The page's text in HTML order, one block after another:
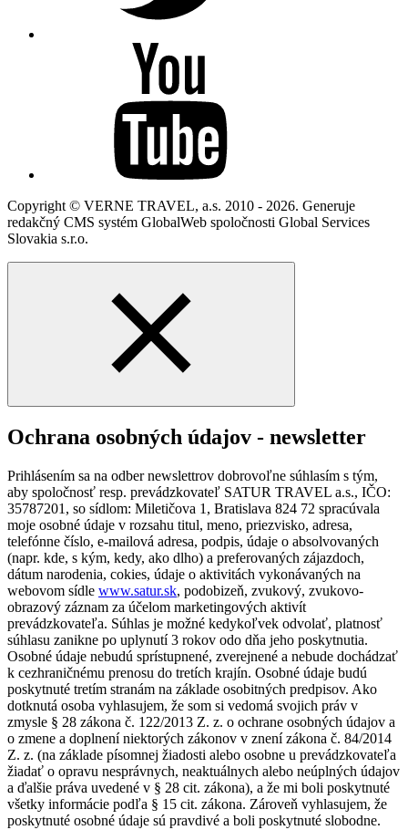
Copyright © VERNE TRAVEL, a.s. 2010 - 2026. Generuje
redakčný CMS systém GlobalWeb spoločnosti Global Services
Slovakia s.r.o.
Ochrana osobných údajov - newsletter
Prihlásením sa na odber newslettrov dobrovoľne súhlasím s tým,
aby spoločnosť resp. prevádzkovateľ SATUR TRAVEL a.s., IČO:
35787201, so sídlom: Miletičova 1, Bratislava 824 72 spracúvala
moje osobné údaje v rozsahu titul, meno, priezvisko, adresa,
telefónne číslo, e-mailová adresa, podpis, údaje o absolvovaných
(napr. kde, s kým, kedy, ako dlho) a preferovaných zájazdoch,
dátum narodenia, cokies, údaje o aktivitách vykonávaných na
webovom sídle www.satur.sk, podobizeň, zvukový, zvukovo-
obrazový záznam za účelom marketingových aktivít
prevádzkovateľa. Súhlas je možné kedykoľvek odvolať, platnosť
súhlasu zanikne po uplynutí 3 rokov odo dňa jeho poskytnutia.
Osobné údaje nebudú sprístupnené, zverejnené a nebude dochádzať
k cezhraničnému prenosu do tretích krajín. Osobné údaje budú
poskytnuté tretím stranám na základe osobitných predpisov. Ako
dotknutá osoba vyhlasujem, že som si vedomá svojich práv v
zmysle § 28 zákona č. 122/2013 Z. z. o ochrane osobných údajov a
o zmene a doplnení niektorých zákonov v znení zákona č. 84/2014
Z. z. (na základe písomnej žiadosti alebo osobne u prevádzkovateľa
žiadať o opravu nesprávnych, neaktuálnych alebo neúplných údajov
a ďalšie práva uvedené v § 28 cit. zákona), a že mi boli poskytnuté
všetky informácie podľa § 15 cit. zákona. Zároveň vyhlasujem, že
poskytnuté osobné údaje sú pravdivé a boli poskytnuté slobodne.